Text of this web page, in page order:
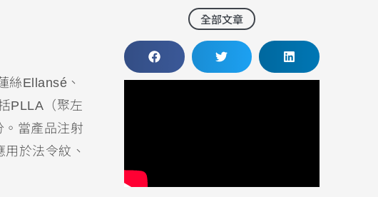
絲Ellansé、
PLLA（聚左
當產品注射
於法令紋、
全部文章